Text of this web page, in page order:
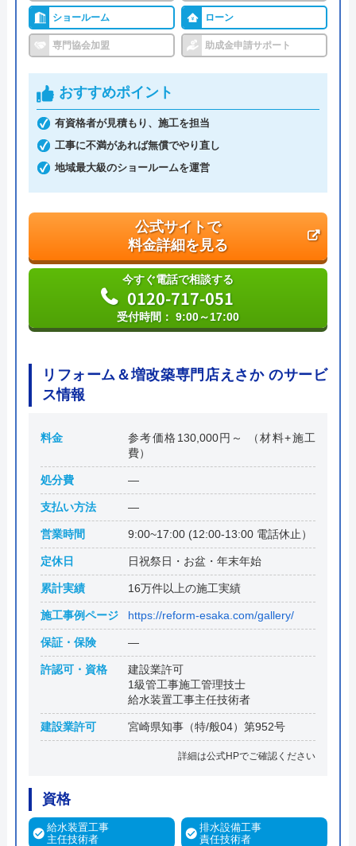
クラシアン の基本情報
運営会社 株式会社クラシアン
創業・設立 1991年6月21日創業
本社所在地
〒222-0033
神奈川県横浜市港北区新横浜3-1-9 ア
ショールーム ローン
専門協会加盟 助成金申請サポート
おすすめポイント
有資格者が見積もり、施工を担当
工事に不満があれば無償でやり直し
地域最大級のショールームを運営
公式サイトで
料金詳細を見る
今すぐ電話で相談する
0120-717-051
受付時間： 9:00～17:00
リフォーム＆増改築専門店えさか のサービ
ス情報
料金
参考価格130,000円～ （材料+施工
費）
処分費 ―
支払い方法 ―
営業時間 9:00~17:00 (12:00-13:00 電話休止）
定休日 日祝祭日・お盆・年末年始
累計実績 16万件以上の施工実績
施工事例ページ https://reform-esaka.com/gallery/
保証・保険 ―
許認可・資格
建設業許可
1級管工事施工管理技士
給水装置工事主任技術者
建設業許可 宮崎県知事（特/般04）第952号
詳細は公式HPでご確認ください
資格
給水装置工事
主任技術者
排水設備工事
責任技術者